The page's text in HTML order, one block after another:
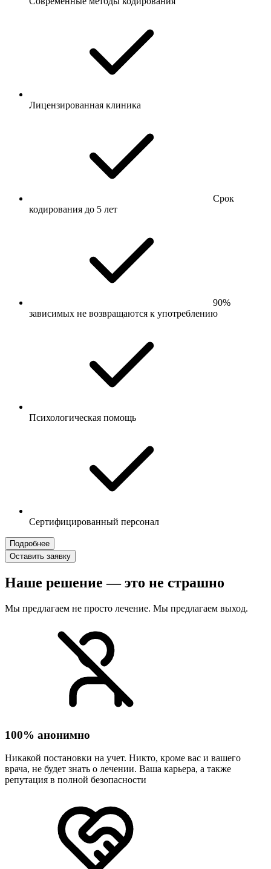
Лицензированная клиника
Срок
кодирования до 5 лет
90%
зависимых не возвращаются к употреблению
Психологическая помощь
Сертифицированный персонал
Подробнее
Оставить заявку
Наше решение — это не страшно
Мы предлагаем не просто лечение. Мы предлагаем выход.
100% анонимно
Никакой постановки на учет. Никто, кроме вас и вашего
врача, не будет знать о лечении. Ваша карьера, а также
репутация в полной безопасности